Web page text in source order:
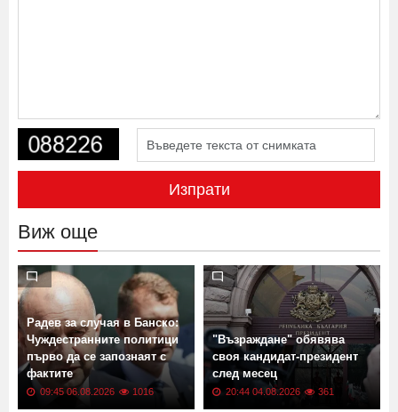
Изпрати
Виж още
Радев за случая в Банско:
Чуждестранните политици
първо да се запознаят с
фактите
09:45 06.08.2026 1016
"Възраждане" обявява
своя кандидат-президент
след месец
20:44 04.08.2026 361